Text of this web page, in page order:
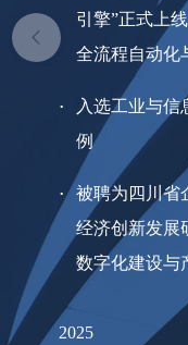
引擎”正式上
全流程自动化
入选工业与信
例
被聘为四川省
经济创新发展
数字化建设与
2025